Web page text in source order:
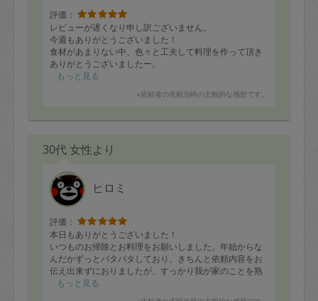
評価：
レビューが遅くなり申し訳ございません。
今週もありがとうございました！
食材があまりない中、色々と工夫して料理を作って頂き
ありがとうございましたー。
もっと見る
※依頼者の依頼当時の主観的な感想です。
30代 女性より
ヒロミ
評価：
本日もありがとうございました！
いつものお掃除とお料理をお願いしました。年始からな
んだかずっとバタバタしており、きちんと依頼内容をお
伝え出来ずにおりましたが、すっかり我が家のことを熟
知頂いており家中スッキリきれいになりました。買った
もっと見る